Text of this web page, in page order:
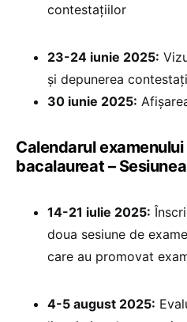
contestațiilor
23-24 iunie 2025:
și depunerea
30 iunie 2025:
Calendarul
bacalaureat –
14-21 iulie 2025:
doua sesiune de
care au promovat
4-5 august 2025: